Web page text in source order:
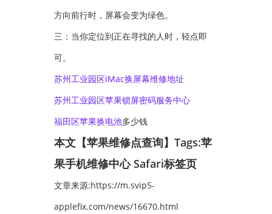
方向前行时，屏幕会变为绿色。
三：当你定位到正在寻找的人时，轻点即
可。
苏州工业园区iMac换屏幕维修地址
苏州工业园区苹果锁屏密码服务中心
福田区苹果换电池多少钱
本文【苹果维修点查询】Tags:苹
果手机维修中心 Safari标签页
文章来源:https://m.svip5-
applefix.com/news/16670.html